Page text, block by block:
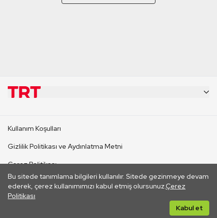
Bu sitede tanımlama bilgileri kullanılır. Sitede gezinmeye devam
ederek, çerez kullanımımızı kabul etmiş olursunuz.Çerez
Politikası
Kabul et
CANLI YAYINLAR
Kullanım Koşulları
Gizlilik Politikası ve Aydınlatma Metni
Çerez Politikası
İletişim
Her hakkı saklıdır. ©2026 TRT. Bağlantı yoluyla gidilen dış